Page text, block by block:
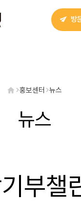
방
홍보센터 뉴스
뉴스
부챌